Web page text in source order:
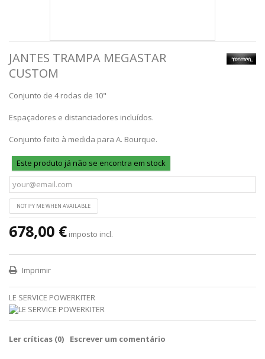
JANTES TRAMPA MEGASTAR
CUSTOM
Conjunto de 4 rodas de 10"
Espaçadores e distanciadores incluídos.
Conjunto feito à medida para A. Bourque.
Este produto já não se encontra em stock
NOTIFY ME WHEN AVAILABLE
678,00 € imposto incl.
Imprimir
LE SERVICE POWERKITER
Ler críticas (0) Escrever um comentário